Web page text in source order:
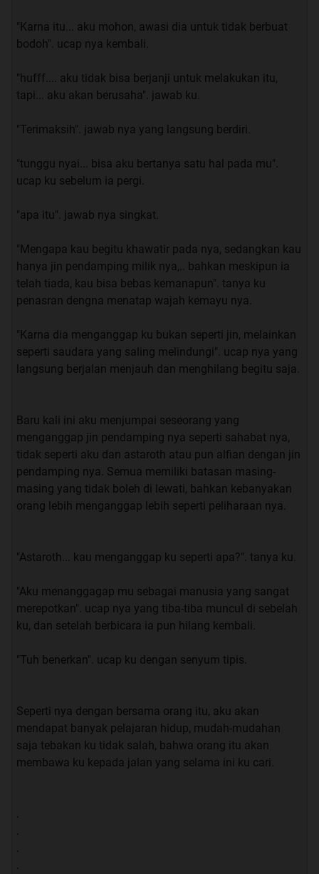
Kami pun berbincang - Bincang sambil menyantap
menyenggol tangan ku, hingga membuat sendok ku
jatuh ke lantai.
“Set.. dah….. kenapa sih man bahagia amat ngerjain aku
“eh maaf-maaf, itu tuh liat murid pindahan yang tadi aku
murid itu.
“ itu yang pake baju putih trus pake tas merah”. ucap
nya.
Sesaat aku memandangi nya, nafas ku sejenak berhenti.
Seperti yang di katakan oleh Firman bahwa mahasiswi
membuat ku tidak dapat memalingkan pandangan ku
dari nya, jujur saja ini melebihi ekspektasi ku sebelum
nya tentang penampilan nya.
“gimana? Masih mau ngelak? Ucap firman dengan nada
meledek.
nya.
“eh tapi dia kaya nya ke bingungan, kaya nya dia
“eh tunggu jangan bilang --”
Belum ku sempat selesai bicara, Firman sudah memulai
"Karna itu... aku mohon, awasi dia untuk tidak berbuat
bodoh". ucap nya kembali.
"hufff.... aku tidak bisa berjanji untuk melakukan itu,
tapi... aku akan berusaha". jawab ku.
"Terimaksih". jawab nya yang langsung berdiri.
"tunggu nyai... bisa aku bertanya satu hal pada mu".
ucap ku sebelum ia pergi.
"apa itu". jawab nya singkat.
"Mengapa kau begitu khawatir pada nya, sedangkan kau
hanya jin pendamping milik nya,.. bahkan meskipun ia
telah tiada, kau bisa bebas kemanapun". tanya ku
penasran dengna menatap wajah kemayu nya.
"Karna dia menganggap ku bukan seperti jin, melainkan
seperti saudara yang saling melindungi". ucap nya yang
langsung berjalan menjauh dan menghilang begitu saja.
Baru kali ini aku menjumpai seseorang yang
menganggap jin pendamping nya seperti sahabat nya,
tidak seperti aku dan astaroth atau pun alfian dengan jin
pendamping nya. Semua memiliki batasan masing-
masing yang tidak boleh di lewati, bahkan kebanyakan
orang lebih menganggap lebih seperti peliharaan nya.
"Astaroth... kau menganggap ku seperti apa?". tanya ku.
"Aku menanggagap mu sebagai manusia yang sangat
merepotkan". ucap nya yang tiba-tiba muncul di sebelah
ku, dan setelah berbicara ia pun hilang kembali.
"Tuh benerkan". ucap ku dengan senyum tipis.
Seperti nya dengan bersama orang itu, aku akan
mendapat banyak pelajaran hidup, mudah-mudahan
saja tebakan ku tidak salah, bahwa orang itu akan
membawa ku kepada jalan yang selama ini ku cari.